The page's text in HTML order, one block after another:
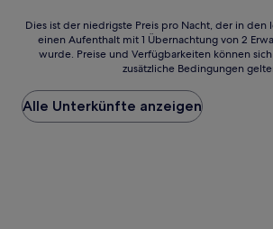
Dies
der
Preis
pro
Nacht,
Dies ist der niedrigste Preis pro Nacht, der in den
einen Aufenthalt mit 1 Übernachtung von 2
wurde. Preise und Verfügbarkeiten können
zusätzliche Bedingungen
Alle Unterkünfte anzeigen